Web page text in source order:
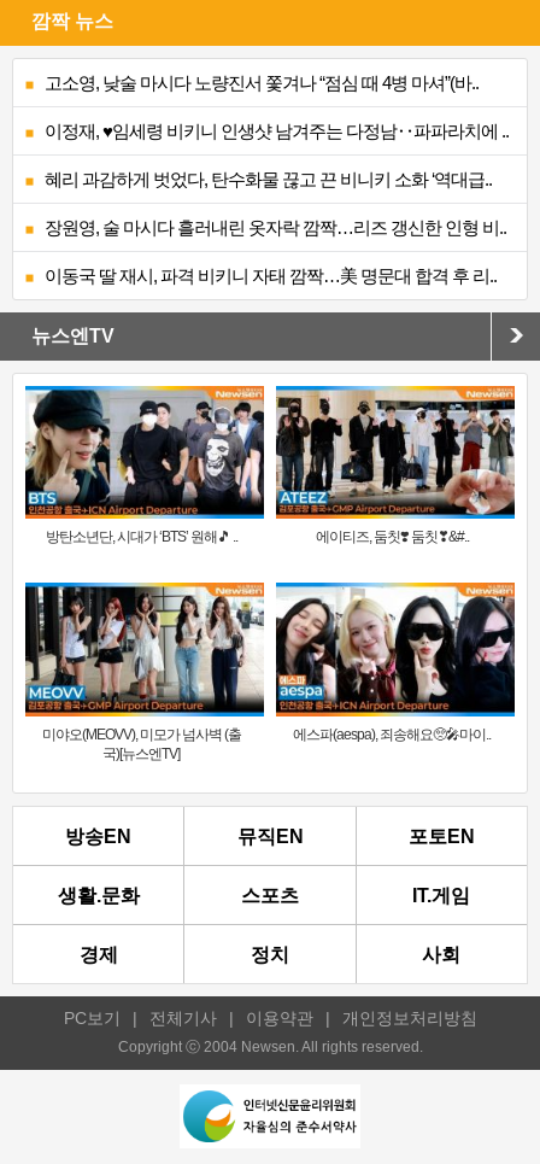
깜짝 뉴스
고소영, 낮술 마시다 노량진서 쫓겨나 “점심 때 4병 마셔”(바..
이정재, ♥임세령 비키니 인생샷 남겨주는 다정남‥파파라치에 ..
혜리 과감하게 벗었다, 탄수화물 끊고 끈 비니키 소화 ‘역대급..
장원영, 술 마시다 흘러내린 옷자락 깜짝…리즈 갱신한 인형 비..
이동국 딸 재시, 파격 비키니 자태 깜짝…美 명문대 합격 후 리..
뉴스엔TV
방탄소년단, 시대가 ‘BTS’ 원해🎵 .. 에이티즈, 둠칫❣️ 둠칫❣&#..
미야오(MEOVV), 미모가 넘사벽 (출
국)[뉴스엔TV]
에스파(aespa), 죄송해요🥺🎤마이..
방송EN 뮤직EN 포토EN
생활.문화 스포츠 IT.게임
경제 정치 사회
PC보기 | 전체기사 | 이용약관 | 개인정보처리방침
Copyright ⓒ 2004 Newsen. All rights reserved.